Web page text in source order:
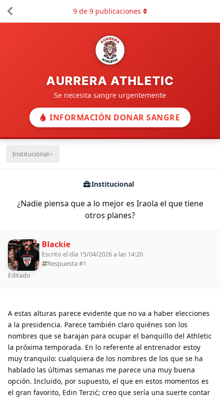
AURRERA ATHLETIC
Se necesita sangre urgentemente
INFORMACIÓN DONAR SANGRE
Institucional
Institucional
¿Nadie piensa que a lo mejor es Iraola el que tiene
otros planes?
9de 9publicaciones
Blackie
Escrito el día 15/04/2026 a las 14:20
Respuesta #1
Editado
A estas alturas parece evidente que no va a haber elecciones
a la presidencia. Parece también claro quiénes son los
nombres que se barajan para ocupar el banquillo del Athletic
la próxima temporada. En lo referente al entrenador estoy
muy tranquilo: cualquiera de los nombres de los que se ha
hablado las últimas semanas me parece una muy buena
opción. Incluido, por supuesto, el que en estos momentos es
el gran favorito, Edin Terzić; creo que sería una suerte contar